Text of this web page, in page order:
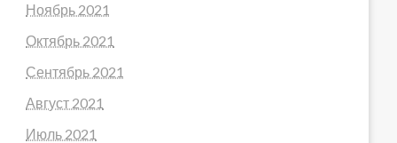
Ноябрь 2021
Октябрь 2021
Сентябрь 2021
Август 2021
Июль 2021